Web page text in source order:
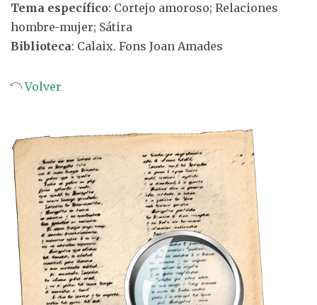
Tema específico: Cortejo amoroso; Relaciones
hombre-mujer; Sátira
Biblioteca: Calaix. Fons Joan Amades
Volver